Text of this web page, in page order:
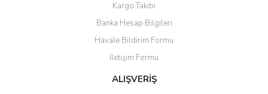
Kargo Takibi
Banka Hesap Bilgileri
Havale Bildirim Formu
İletişim Formu
ALIŞVERİŞ